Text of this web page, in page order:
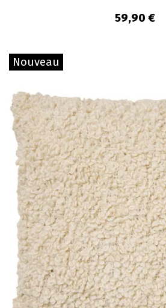
59,90 €
Nouveau